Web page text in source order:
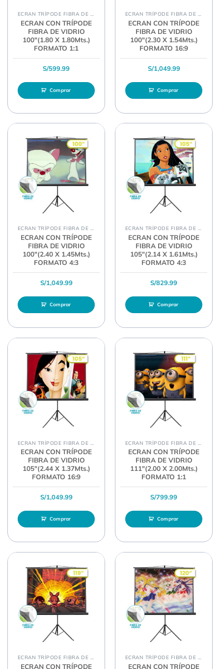
ECRAN TRÍPODE FIBRA DE VIDRIO
ECRAN CON TRÍPODE
FIBRA DE VIDRIO
100″(1.80 X 1.80Mts.)
FORMATO 1:1
S/599.99
Comprar
ECRAN TRÍPODE FIBRA DE VIDRIO
ECRAN CON TRÍPODE
FIBRA DE VIDRIO
100″(2.30 X 1.54Mts.)
FORMATO 16:9
S/1,049.99
Comprar
ECRAN TRÍPODE FIBRA DE VIDRIO
ECRAN CON TRÍPODE
FIBRA DE VIDRIO
100″(2.40 X 1.45Mts.)
FORMATO 4:3
S/1,049.99
Comprar
ECRAN TRÍPODE FIBRA DE VIDRIO
ECRAN CON TRÍPODE
FIBRA DE VIDRIO
105″(2.14 X 1.61Mts.)
FORMATO 4:3
S/829.99
Comprar
ECRAN TRÍPODE FIBRA DE VIDRIO
ECRAN CON TRÍPODE
FIBRA DE VIDRIO
105″(2.44 X 1.37Mts.)
FORMATO 16:9
S/1,049.99
Comprar
ECRAN TRÍPODE FIBRA DE VIDRIO
ECRAN CON TRÍPODE
FIBRA DE VIDRIO
111″(2.00 X 2.00Mts.)
FORMATO 1:1
S/799.99
Comprar
ECRAN TRÍPODE FIBRA DE VIDRIO
ECRAN CON TRÍPODE
ECRAN TRÍPODE FIBRA DE VIDRIO
ECRAN CON TRÍPODE